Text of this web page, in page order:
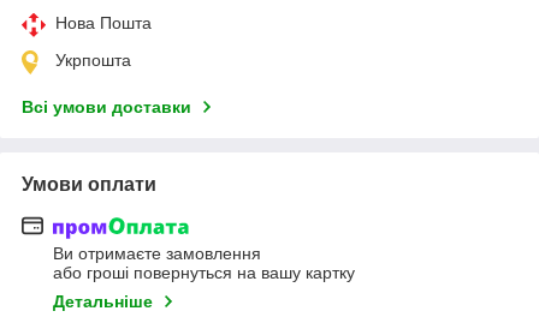
Нова Пошта
Укрпошта
Всі умови доставки
Умови оплати
Ви отримаєте замовлення
або гроші повернуться на вашу картку
Детальніше